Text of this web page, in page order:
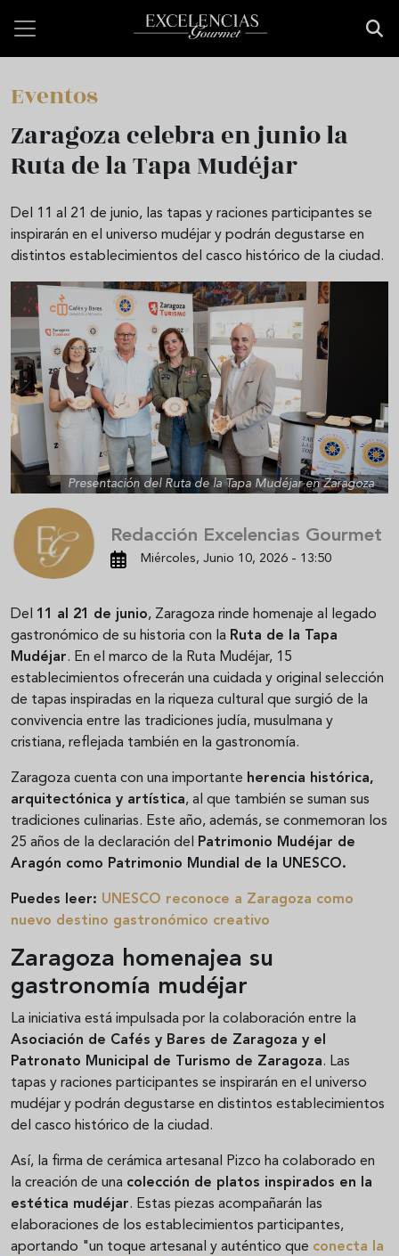
Eventos
Zaragoza celebra en junio la
Ruta de la Tapa Mudéjar
Del 11 al 21 de junio, las tapas y raciones participantes se
inspirarán en el universo mudéjar y podrán degustarse en
distintos establecimientos del casco histórico de la ciudad.
Presentación del Ruta de la Tapa Mudéjar en Zaragoza
Redacción Excelencias Gourmet
Miércoles, Junio 10, 2026 - 13:50
Del 11 al 21 de junio, Zaragoza rinde homenaje al legado
gastronómico de su historia con la Ruta de la Tapa
Mudéjar. En el marco de la Ruta Mudéjar, 15
establecimientos ofrecerán una cuidada y original selección
de tapas inspiradas en la riqueza cultural que surgió de la
convivencia entre las tradiciones judía, musulmana y
cristiana, reflejada también en la gastronomía.
Zaragoza cuenta con una importante herencia histórica,
arquitectónica y artística, al que también se suman sus
tradiciones culinarias. Este año, además, se conmemoran los
25 años de la declaración del Patrimonio Mudéjar de
Aragón como Patrimonio Mundial de la UNESCO.
Puedes leer: UNESCO reconoce a Zaragoza como
nuevo destino gastronómico creativo
Zaragoza homenajea su
gastronomía mudéjar
La iniciativa está impulsada por la colaboración entre la
Asociación de Cafés y Bares de Zaragoza y el
Patronato Municipal de Turismo de Zaragoza. Las
tapas y raciones participantes se inspirarán en el universo
mudéjar y podrán degustarse en distintos establecimientos
del casco histórico de la ciudad.
Así, la firma de cerámica artesanal Pizco ha colaborado en
la creación de una colección de platos inspirados en la
estética mudéjar. Estas piezas acompañarán las
elaboraciones de los establecimientos participantes,
aportando "un toque artesanal y auténtico que conecta la